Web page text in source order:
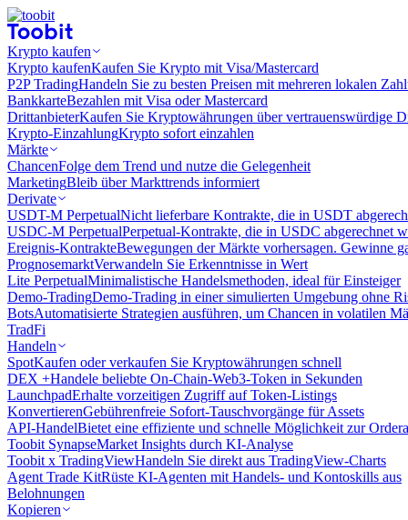
Krypto kaufen
Krypto kaufenKaufen Sie Krypto mit Visa/Mastercard
P2P TradingHandeln Sie zu besten Preisen mit mehreren lokalen
BankkarteBezahlen mit Visa oder Mastercard
DrittanbieterKaufen Sie Kryptowährungen über vertrauenswürdige
Krypto-EinzahlungKrypto sofort einzahlen
Märkte
ChancenFolge dem Trend und nutze die Gelegenheit
MarketingBleib über Markttrends informiert
Derivate
USDT-M PerpetualNicht lieferbare Kontrakte, die in USDT
USDC-M PerpetualPerpetual-Kontrakte, die in USDC abgerechnet
Ereignis-KontrakteBewegungen der Märkte vorhersagen. Gewinne
PrognosemarktVerwandeln Sie Erkenntnisse in Wert
Lite PerpetualMinimalistische Handelsmethoden, ideal für Einsteiger
Demo-TradingDemo-Trading in einer simulierten Umgebung ohne
BotsAutomatisierte Strategien ausführen, um Chancen in volatilen
TradFi
Handeln
SpotKaufen oder verkaufen Sie Kryptowährungen schnell
DEX +Handele beliebte On-Chain-Web3-Token in Sekunden
LaunchpadErhalte vorzeitigen Zugriff auf Token-Listings
KonvertierenGebührenfreie Sofort-Tauschvorgänge für Assets
API-HandelBietet eine effiziente und schnelle Möglichkeit zur
Toobit SynapseMarket Insights durch KI-Analyse
Toobit x TradingViewHandeln Sie direkt aus TradingView-Charts
Agent Trade KitRüste KI-Agenten mit Handels- und Kontoskills aus
Belohnungen
Kopieren